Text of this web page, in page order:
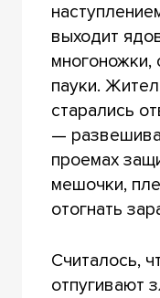
выходит
многоножки,
пауки.
старались
—
проемах
мешочки,
отогнать
Считалось,
отпугивают